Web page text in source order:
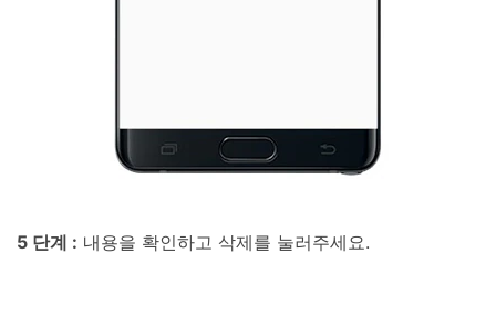
5 단계 : 내용을 확인하고 삭제를 눌러주세요.